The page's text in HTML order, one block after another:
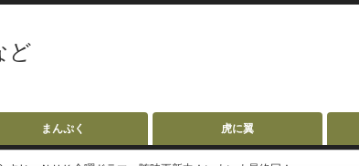
ど
まんぷく 虎に翼